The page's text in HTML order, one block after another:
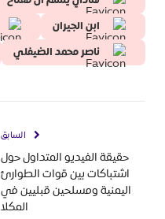
ابن الجيران
ناصر محمد الضيفلي
السابق
حقيقة الفيديو المتداول حول
اشتباكات بين قوات الطوارئ
اليمنية ومسلحين قبليين في
المكلا